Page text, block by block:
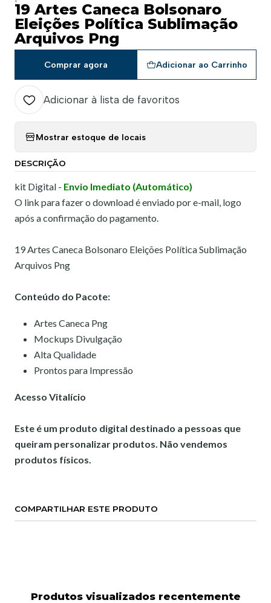
19 Artes Caneca Bolsonaro
Eleições Política Sublimação
Arquivos Png
Adicionar ao Carrinho
Comprar agora
Adicionar à lista de favoritos
Mostrar estoque de locais
DESCRIÇÃO
kit Digital - Envio Imediato (Automático)
O link para fazer o download é enviado por e-mail, logo
após a confirmação do pagamento.
19 Artes Caneca Bolsonaro Eleições Política Sublimação
Arquivos Png
Conteúdo do Pacote:
Artes Caneca Png
Mockups Divulgação
Alta Qualidade
Prontos para Impressão
Acesso Vitalício
Este é um produto digital destinado a pessoas que
queiram personalizar produtos. Não vendemos
produtos físicos.
COMPARTILHAR ESTE PRODUTO
Produtos visualizados recentemente